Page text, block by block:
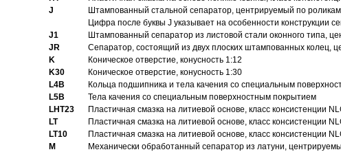
J
Штампованный стальной сепаратор, центрируемый по
Цифра после буквы J указывает на особенности конструкции
J1
Штампованный сепаратор из листовой стали оконного типа,
JR
Сепаратор, состоящий из двух плоских штампованных колец,
K
Коническое отверстие, конусность 1:12
K30
Коническое отверстие, конусность 1:30
L4B
Кольца подшипника и тела качения со специальным
L5B
Тела качения со специальным поверхностным покрытием
LHT23
Пластичная смазка на литиевой основе, класс консистенции
LT
Пластичная смазка на литиевой основе, класс консистенции
LT10
Пластичная смазка на литиевой основе, класс консистенции
M
Механически обработанный сепаратор из латуни,